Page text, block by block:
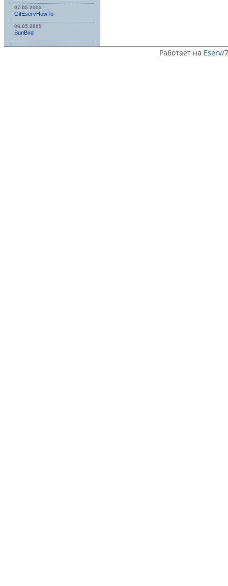
07.05.2009
GitEservHowTo
06.05.2009
SunBird
Работает на Eserv/